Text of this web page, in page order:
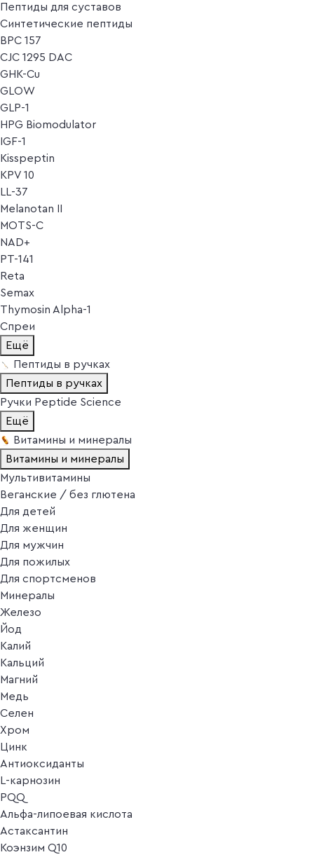
Пептиды для суставов
Синтетические пептиды
BPC 157
CJC 1295 DAC
GHK-Cu
GLOW
GLP-1
HPG Biomodulator
IGF-1
Kisspeptin
KPV 10
LL-37
Melanotan II
MOTS-C
NAD+
PT-141
Reta
Semax
Thymosin Alpha-1
Спреи
Ещё
Пептиды в ручках
Пептиды в ручках
Ручки Peptide Science
Ещё
Витамины и минералы
Витамины и минералы
Мультивитамины
Веганские / без глютена
Для детей
Для женщин
Для мужчин
Для пожилых
Для спортсменов
Минералы
Железо
Йод
Калий
Кальций
Магний
Медь
Селен
Хром
Цинк
Антиоксиданты
L-карнозин
PQQ
Альфа-липоевая кислота
Астаксантин
Коэнзим Q10